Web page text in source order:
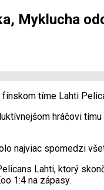
Myklucha
tíme Lahti
hráčovi
najviac spomedzi
Lahti, ktorý
1:4 na zápasy.